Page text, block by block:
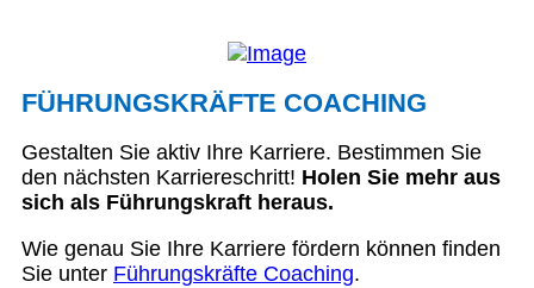
FÜHRUNGSKRÄFTE COACHING
Gestalten Sie aktiv Ihre Karriere. Bestimmen Sie
den nächsten Karriereschritt! Holen Sie mehr aus
sich als Führungskraft heraus.
Wie genau Sie Ihre Karriere fördern können finden
Sie unter Führungskräfte Coaching.